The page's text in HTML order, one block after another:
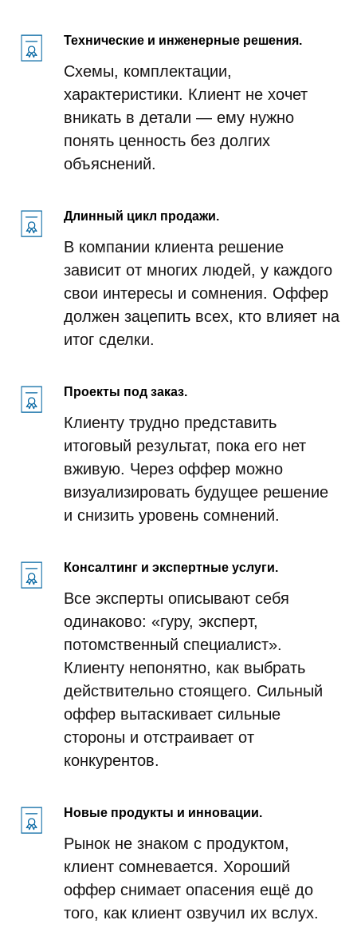
Технические и инженерные решения.
Схемы, комплектации,
характеристики. Клиент не хочет
вникать в детали — ему нужно
понять ценность без долгих
объяснений.
Длинный цикл продажи.
В компании клиента решение
зависит от многих людей, у каждого
свои интересы и сомнения. Оффер
должен зацепить всех, кто влияет на
итог сделки.
Проекты под заказ.
Клиенту трудно представить
итоговый результат, пока его нет
вживую. Через оффер можно
визуализировать будущее решение
и снизить уровень сомнений.
Консалтинг и экспертные услуги.
Все эксперты описывают себя
одинаково: «гуру, эксперт,
потомственный специалист».
Клиенту непонятно, как выбрать
действительно стоящего. Сильный
оффер вытаскивает сильные
стороны и отстраивает от
конкурентов.
Новые продукты и инновации.
Рынок не знаком с продуктом,
клиент сомневается. Хороший
оффер снимает опасения ещё до
того, как клиент озвучил их вслух.